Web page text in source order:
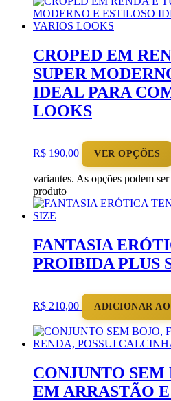
CROPED EM
SUPER
IDEAL PARA
LOOKS
R$ 190,00 VER OPÇÕES
variantes. As opções podem
produto
FANTASIA
PROIBIDA PLUS
R$ 210,00 ADICIONAR
CONJUNTO
EM ARRASTÃO E